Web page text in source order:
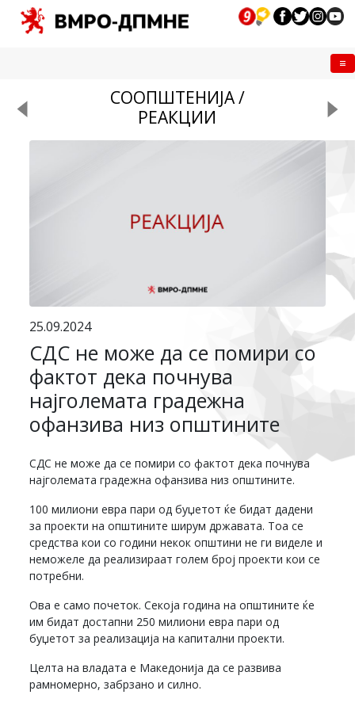
СООПШТЕНИЈА /
РЕАКЦИИ
25.09.2024
СДС не може да се помири со
фактот дека почнува
најголемата градежна
офанзива низ општините
СДС не може да се помири со фактот дека почнува
најголемата градежна офанзива низ општините.
100 милиони евра пари од буџетот ќе бидат дадени
за проекти на општините ширум државата. Тоа се
средства кои со години некок општини не ги виделе и
неможеле да реализираат голем број проекти кои се
потребни.
Ова е само почеток. Секоја година на општините ќе
им бидат достапни 250 милиони евра пари од
буџетот за реализација на капитални проекти.
Целта на владата е Македонија да се развива
рамномерно, забрзано и силно.